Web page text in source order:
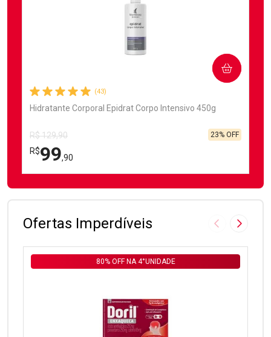
(43)
Hidratante Corporal Epidrat Corpo Intensivo 450g
R$ 129,90
R$99,90
23% OFF
COMPRAR
FECHAR
FECHAR
Ofertas Imperdíveis Imagem
80% OFF NA 4°UNIDADE